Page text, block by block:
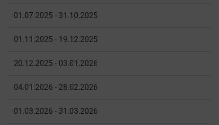
01.07.2025 - 31.10.2025
01.11.2025 - 19.12.2025
20.12.2025 - 03.01.2026
04.01.2026 - 28.02.2026
01.03.2026 - 31.03.2026